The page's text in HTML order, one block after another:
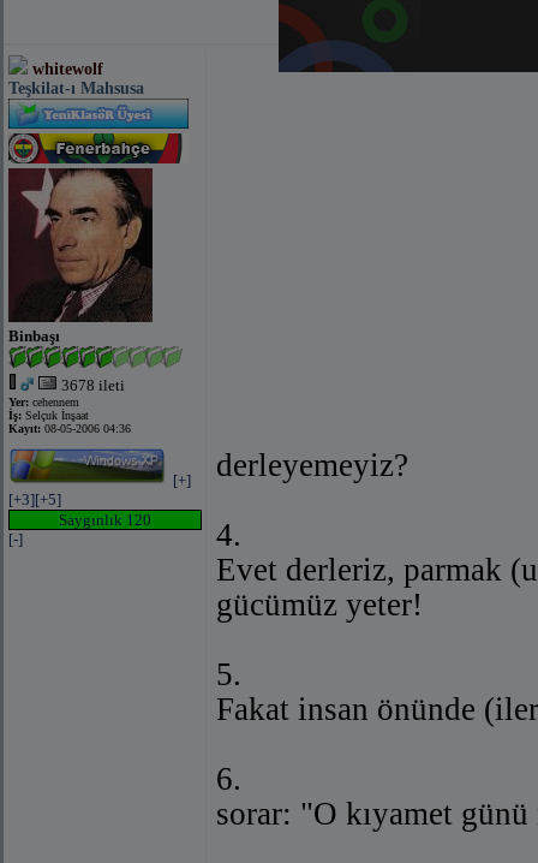
whitewolf
Teşkilat-ı Mahsusa
Binbaşı
3678 ileti
Yer: cehennem
İş: Selçuk İnşaat
Kayıt: 08-05-2006 04:36
[+]
[+3][+5]
Saygınlık 120
[-]
derleyemeyiz?
4.
Evet derleriz, parmak
gücümüz yeter!
5.
Fakat insan önünde
6.
sorar: "O kıyamet